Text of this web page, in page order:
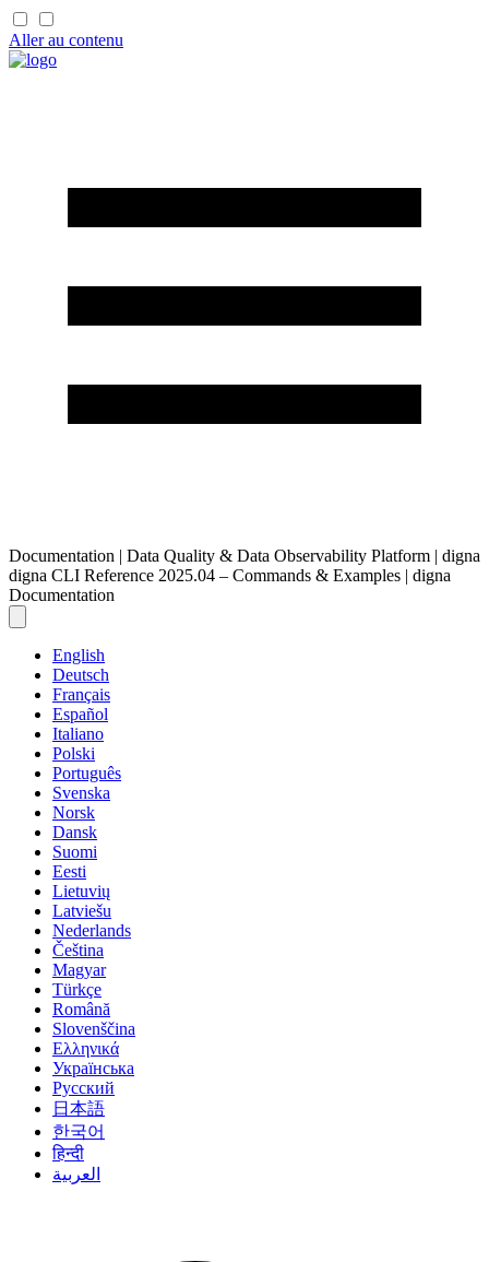
Aller au contenu
Documentation | Data Quality & Data Observability Platform | digna
digna CLI Reference 2025.04 – Commands & Examples | digna
Documentation
English
Deutsch
Français
Español
Italiano
Polski
Português
Svenska
Norsk
Dansk
Suomi
Eesti
Lietuvių
Latviešu
Nederlands
Čeština
Magyar
Türkçe
Română
Slovenščina
Ελληνικά
Українська
Русский
日本語
한국어
हिन्दी
العربية